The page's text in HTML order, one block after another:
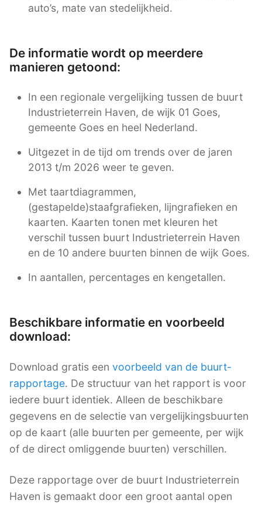
auto’s, mate van stedelijkheid.
De informatie wordt op meerdere
manieren getoond:
In een regionale vergelijking tussen de buurt
Industrieterrein Haven, de wijk 01 Goes,
gemeente Goes en heel Nederland.
Uitgezet in de tijd om trends over de jaren
2013 t/m 2026 weer te geven.
Met taartdiagrammen,
(gestapelde)staafgrafieken, lijngrafieken en
kaarten. Kaarten tonen met kleuren het
verschil tussen buurt Industrieterrein Haven
en de 10 andere buurten binnen de wijk Goes.
In aantallen, percentages en kengetallen.
Beschikbare informatie en voorbeeld
download:
Download gratis een voorbeeld van de buurt-
rapportage. De structuur van het rapport is voor
iedere buurt identiek. Alleen de beschikbare
gegevens en de selectie van vergelijkingsbuurten
op de kaart (alle buurten per gemeente, per wijk
of de direct omliggende buurten) verschillen.
Deze rapportage over de buurt Industrieterrein
Haven is gemaakt door een groot aantal open